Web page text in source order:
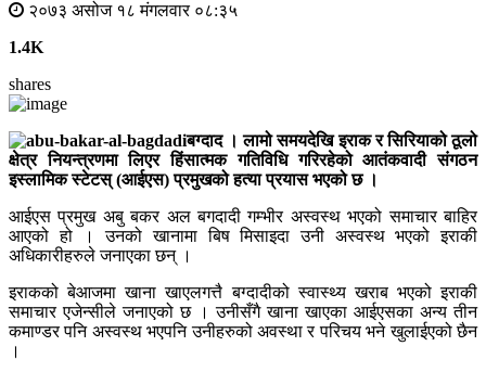
२०७३ असोज १८ मंगलवार ०८:३५
1.4K
shares
बग्दाद । लामो समयदेखि इराक र सिरियाको ठूलो
क्षेत्र नियन्त्रणमा लिएर हिंसात्मक गतिविधि गरिरहेको आतंकवादी संगठन
इस्लामिक स्टेटस् (आईएस) प्रमुखको हत्या प्रयास भएको छ ।
आईएस प्रमुख अबु बकर अल बगदादी गम्भीर अस्वस्थ भएको समाचार बाहिर
आएको हो । उनको खानामा बिष मिसाइदा उनी अस्वस्थ भएको इराकी
अधिकारीहरुले जनाएका छन् ।
इराकको बेआजमा खाना खाएलगत्तै बग्दादीको स्वास्थ्य खराब भएको इराकी
समाचार एजेन्सीले जनाएको छ । उनीसँगै खाना खाएका आईएसका अन्य तीन
कमाण्डर पनि अस्वस्थ भएपनि उनीहरुको अवस्था र परिचय भने खुलाईएको छैन
।